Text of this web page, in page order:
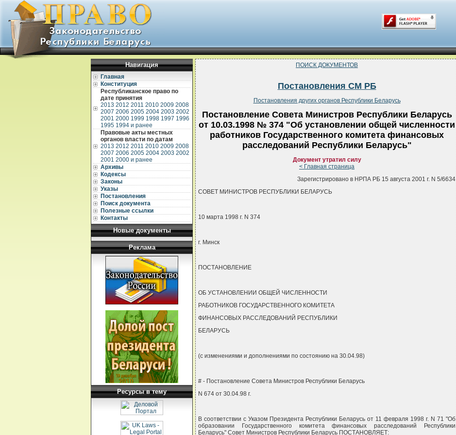
Навигация
Главная
Конституция
Республиканское право по
дате принятия
2013 2012 2011 2010 2009 2008
2007 2006 2005 2004 2003 2002
2001 2000 1999 1998 1997 1996
1995 1994 и ранее
Правовые акты местных
органов власти по датам
2013 2012 2011 2010 2009 2008
2007 2006 2005 2004 2003 2002
2001 2000 и ранее
Архивы
Кодексы
Законы
Указы
Постановления
Поиск документа
Полезные ссылки
Контакты
Новые документы
Реклама
Ресурсы в тему
ПОИСК ДОКУМЕНТОВ
Постановления СМ РБ
Постановления других органов Республики Беларусь
Постановление Совета Министров Республики Беларусь
от 10.03.1998 № 374 "Об установлении общей численности
работников Государственного комитета финансовых
расследований Республики Беларусь"
Документ утратил силу
< Главная страница
Зарегистрировано в НРПА РБ 15 августа 2001 г. N 5/6634
СОВЕТ МИНИСТРОВ РЕСПУБЛИКИ БЕЛАРУСЬ
10 марта 1998 г. N 374
г. Минск
ПОСТАНОВЛЕНИЕ
ОБ УСТАНОВЛЕНИИ ОБЩЕЙ ЧИСЛЕННОСТИ
РАБОТНИКОВ ГОСУДАРСТВЕННОГО КОМИТЕТА
ФИНАНСОВЫХ РАССЛЕДОВАНИЙ РЕСПУБЛИКИ
БЕЛАРУСЬ
(с изменениями и дополнениями по состоянию на 30.04.98)
# - Постановление Совета Министров Республики Беларусь
N 674 от 30.04.98 г.
В соответствии с Указом Президента Республики Беларусь от 11 февраля 1998 г. N 71 "Об
образовании Государственного комитета финансовых расследований Республики
Беларусь" Совет Министров Республики Беларусь ПОСТАНОВЛЯЕТ: